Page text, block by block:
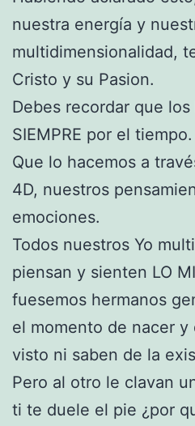
nuestra energía y
multidimensionalidad,
Cristo y su Pasion.
Debes recordar que
SIEMPRE por el tiempo.
Que lo hacemos a
4D, nuestros
emociones.
Todos nuestros Yo
piensan y sienten LO
fuesemos hermanos
el momento de nacer y
visto ni saben de la
Pero al otro le clavan
ti te duele el pie ¿por